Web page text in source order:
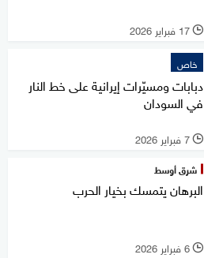
l 17 فبراير 2026
خاص
دبابات ومسيّرات إيرانية على خط النار
في السودان
l 7 فبراير 2026
شرق أوسط
البرهان يتمسك بخيار الحرب
l 6 فبراير 2026